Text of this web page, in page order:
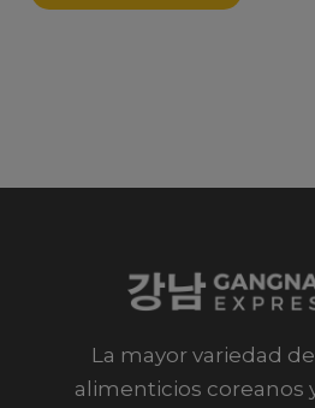
La mayor variedad
alimenticios coreanos